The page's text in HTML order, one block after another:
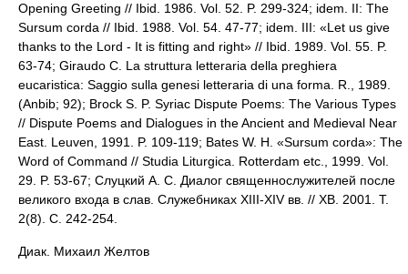
Opening Greeting // Ibid. 1986. Vol. 52. P. 299-324; idem. II: The
Sursum corda // Ibid. 1988. Vol. 54. 47-77; idem. III: «Let us give
thanks to the Lord - It is fitting and right» // Ibid. 1989. Vol. 55. P.
63-74; Giraudo C. La struttura letteraria della preghiera
eucaristica: Saggio sulla genesi letteraria di una forma. R., 1989.
(Anbib; 92); Brock S. P. Syriac Dispute Poems: The Various Types
// Dispute Poems and Dialogues in the Ancient and Medieval Near
East. Leuven, 1991. P. 109-119; Bates W. H. «Sursum corda»: The
Word of Command // Studia Liturgica. Rotterdam etc., 1999. Vol.
29. P. 53-67; Слуцкий А. С. Диалог священнослужителей после
великого входа в слав. Служебниках XIII-XIV вв. // ХВ. 2001. Т.
2(8). С. 242-254.
Диак. Михаил Желтов